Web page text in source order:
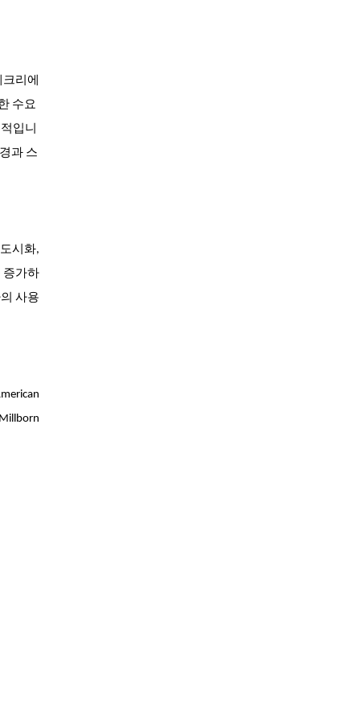
리에
수요
입니
과 스
시화,
증가하
사용